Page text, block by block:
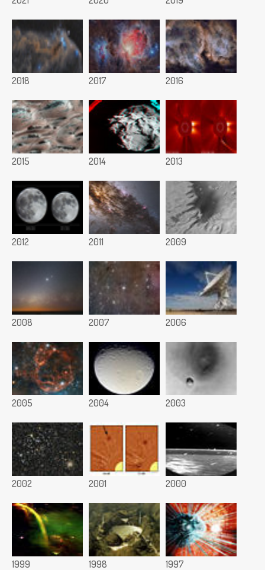
2018 2017 2016
2015 2014 2013
2012 2011 2009
2008 2007 2006
2005 2004 2003
2002 2001 2000
1999 1998 1997